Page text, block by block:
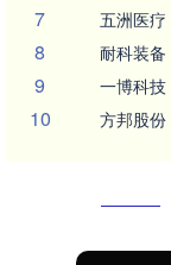
7 五洲医疗
8 耐科装备
9 一博科技
10 方邦股份